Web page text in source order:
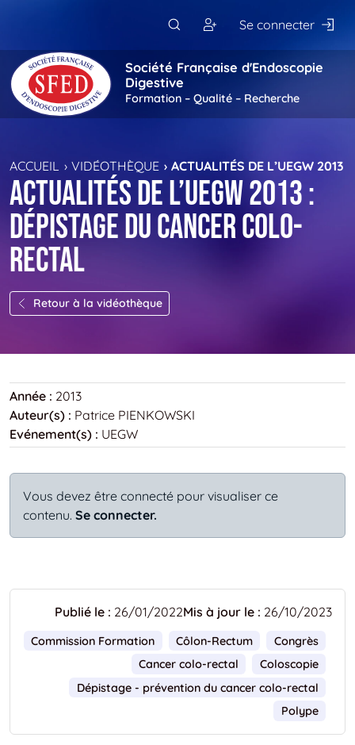
Se connecter
Société Française d'Endoscopie
Digestive
Formation – Qualité – Recherche
ACCUEIL VIDÉOTHÈQUE ACTUALITÉS DE L’UEGW 2013
Actualités de l’UEGW 2013 :
dépistage du cancer colo-
rectal
Retour à la vidéothèque
Année : 2013
Auteur(s) : Patrice PIENKOWSKI
Evénement(s) : UEGW
Vous devez être connecté pour visualiser ce
contenu. Se connecter.
Publié le : 26/01/2022Mis à jour le : 26/10/2023
Commission Formation Côlon-Rectum
Congrès
Cancer colo-rectal
Coloscopie
Dépistage - prévention du cancer colo-rectal
Polype